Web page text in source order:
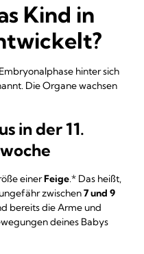
Kind in
hinter sich
Die Organe wachsen
in der 11.
einerFeige.* Das heißt,
zwischen7 und 9
bereits die Arme und
deines Babys